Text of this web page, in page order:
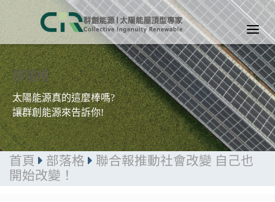
部落格
太陽能源真的這麼棒嗎?
讓群創能源來告訴你!
首頁 部落格
聯合報推動社會改變 自己也
開始改變！